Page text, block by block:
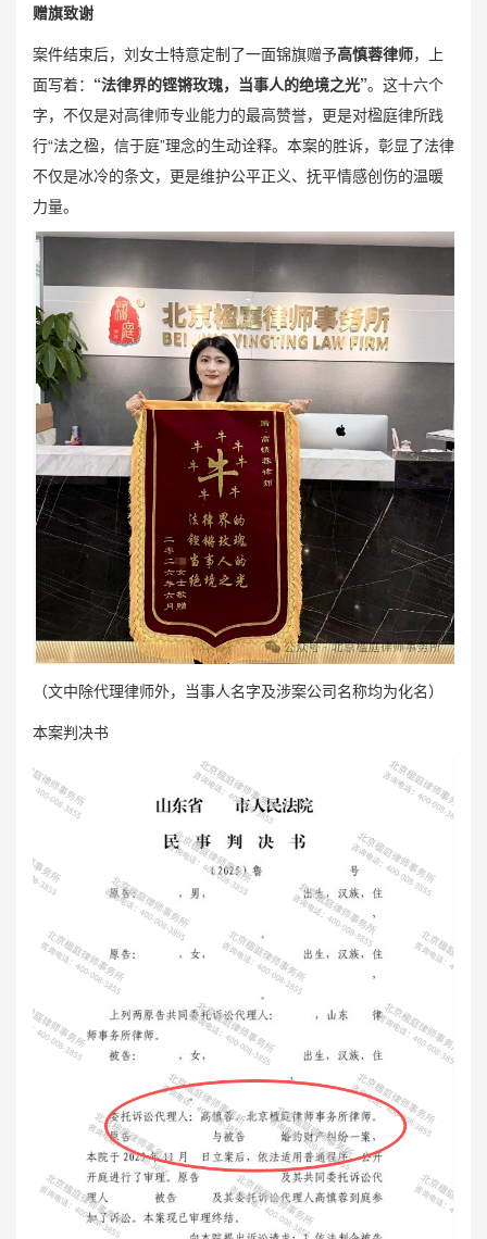
赠旗致谢
案件结束后，刘女士特意定制了一面锦旗赠予高慎蓉律师，上
面写着： “法律界的铿锵玫瑰，当事人的绝境之光”。这十六个
字，不仅是对高律师专业能力的最高赞誉，更是对楹庭律所践
行“法之楹，信于庭”理念的生动诠释。本案的胜诉，彰显了法律
不仅是冰冷的条文，更是维护公平正义、抚平情感创伤的温暖
力量。
（文中除代理律师外，当事人名字及涉案公司名称均为化名）
本案判决书